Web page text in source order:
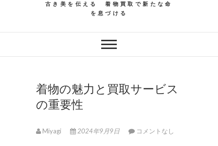
古き美を伝える 着物買取で新たな命
を息づける
着物の魅力と買取サービス
の重要性
Miyagi 2024年9月9日 コメントなし